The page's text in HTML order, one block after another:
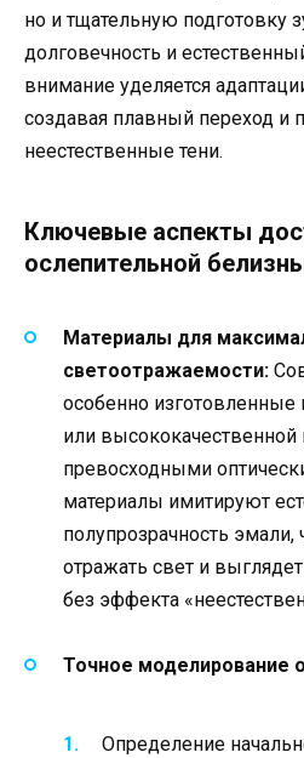
но и тщательную подготовку
долговечность и
внимание уделяется
создавая плавный переход и
неестественные тени.
Ключевые аспекты
ослепительной
Материалы для
светоотражаемости:
особенно изготовленные
или
превосходными
материалы имитируют
полупрозрачность эмали,
отражать свет и
без эффекта
Точное моделирование
Определение